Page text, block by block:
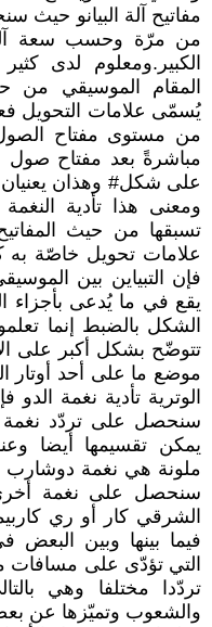
مفاتيح آلة البيانو حيث
من مرّة وحسب سعة آلة
الكبير.ومعلوم لدى
المقام الموسيقي من
يُسمّى علامات التحويل
من مستوى مفتاح
على شكل# وهذان
ومعنى هذا تأدية
تسبقها من حيث
علامات تحويل خاصّة به
فإن التبياين بين
يقع في ما يُدعى بأجزاء
الشكل بالضبط إنما
تتوضّح بشكل أكبر على
موضع ما على أحد أوتار
الوترية تأدية نغمة الدو
سنحصل على تردّد نغمة
يمكن تقسيمها أيضا
ملونة هي نغمة دوشارب
سنحصل على نغمة
الشرقي كار أو ري
فيما بينها وبين البعض
التي تؤدّى على مسافات
تردّدا مختلفا وهي
والشعوب وتميّزها عن